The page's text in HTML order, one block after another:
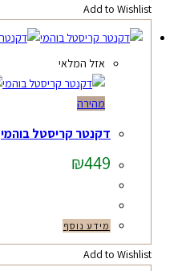
Add to Wishlist
אזל המלאי
מהירה
דקנטר קריסטל בוהמי
₪449
מידע נוסף
Add to Wishlist